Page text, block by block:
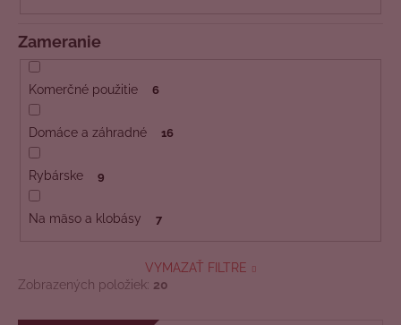
Zameranie
Komerčné použitie 6
Domáce a záhradné 16
Rybárske 9
Na mäso a klobásy 7
VYMAZAŤ FILTRE
Zobrazených položiek: 20